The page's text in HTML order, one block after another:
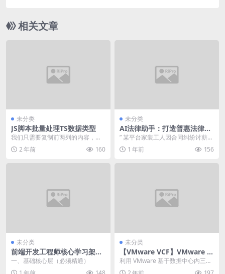
相关文章
未分类
JS脚本批量处理TS数据类型
我们只需要复制前两列的内容，字
段和字段类型。 明白我们的需求
后，开始编写js脚本...
2 年前 160
未分类
AI法律助手：打造普惠法律服
务的未来
” 某平台家装工人因合同纠纷讨薪无
门，花费半年工资聘请律师后依然
败诉...1 年前 156
未分类
前端开发工程师核心学习架构
（精简版）
一、基础核心层（必须精通）
未分类
【VMware VCF】VMware Cl
oud Foundation Part 01：
概述。
利用 VMware 基于数据中心内三大
虚拟化（vSphere、vSAN和NS